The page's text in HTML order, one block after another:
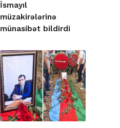
İsmayıl
müzakirələrinə
münasibət bildirdi